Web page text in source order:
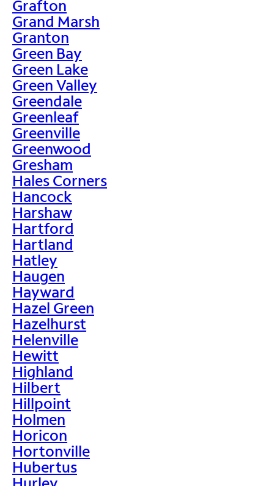
Grafton
Grand Marsh
Granton
Green Bay
Green Lake
Green Valley
Greendale
Greenleaf
Greenville
Greenwood
Gresham
Hales Corners
Hancock
Harshaw
Hartford
Hartland
Hatley
Haugen
Hayward
Hazel Green
Hazelhurst
Helenville
Hewitt
Highland
Hilbert
Hillpoint
Holmen
Horicon
Hortonville
Hubertus